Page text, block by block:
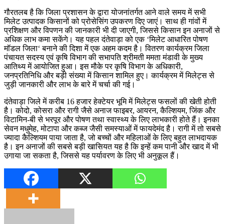
गौरतलब है कि जिला प्रशासन के द्वारा योजनांतर्गत आने वाले समय में सभी
मिलेट उत्पादक किसानों को प्रोसेसिंग उपकरण दिए जाएं। साथ ही गांवों में
प्रशिक्षण और विपणन की जानकारी भी दी जाएगी, जिससे किसान इन अनाजों से
अधिक लाभ कमा सकेंगे। यह पहल दंतेवाड़ा को एक ‘मिलेट आधारित पोषण
मॉडल जिला‘ बनाने की दिशा में एक अहम कदम है। वितरण कार्यक्रम जिला
पंचायत सदस्य एवं कृषि विभाग की सभापति श्रीमती ममता मंडावी के मुख्य
आतिथ्य में आयोजित हुआ। इस मौके पर कृषि विभाग के अधिकारी,
जनप्रतिनिधि और बड़ी संख्या में किसान शामिल हुए। कार्यक्रम में मिलेट्स से
जुड़ी जानकारी और लाभ के बारे में चर्चा की गई।
दंतेवाड़ा जिले में करीब 16 हजार हेक्टेयर भूमि में मिलेट्स फसलों की खेती होती
है। कोदो, कोसरा और रागी जैसे अनाज फाइबर, आयरन, कैल्शियम, जिंक और
विटामिन-बी से भरपूर और पोषण तथा स्वास्थ्य के लिए लाभकारी होते हैं। इनका
सेवन मधुमेह, मोटापा और कब्ज जैसी समस्याओं में फायदेमंद है। रागी में तो सबसे
ज्यादा कैल्शियम पाया जाता है, जो बच्चों और महिलाओं के लिए बहुत लाभदायक
है। इन अनाजों की सबसे बड़ी खासियत यह है कि इन्हें कम पानी और खाद में भी
उगाया जा सकता है, जिससे यह पर्यावरण के लिए भी अनुकूल हैं।